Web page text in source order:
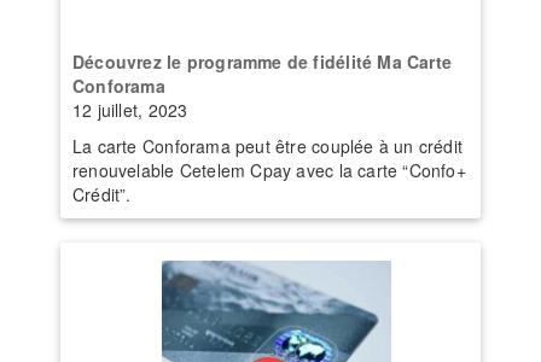
Découvrez le programme de fidélité Ma Carte
Conforama
12 juillet, 2023
La carte Conforama peut être couplée à un crédit
renouvelable Cetelem Cpay avec la carte “Confo+
Crédit”.